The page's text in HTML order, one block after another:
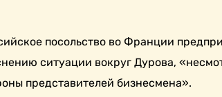
посольство во Франции
ситуации вокруг Дурова,
представителей бизнесмена».